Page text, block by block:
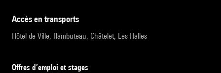
accès en transports
Hôtel de Ville, Rambuteau, Châtelet, Les Halles
Offres d’emploi et stages